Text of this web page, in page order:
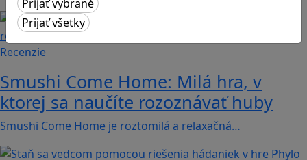
Recenzie
Smushi Come Home: Milá hra, v
ktorej sa naučíte rozoznávať huby
Smushi Come Home je roztomilá a relaxačná…